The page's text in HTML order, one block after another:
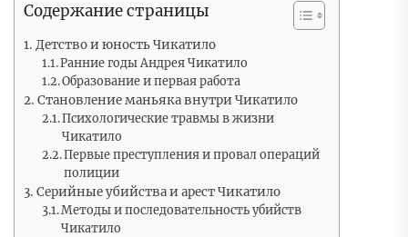
Содержание страницы
Детство и юность Чикатило
Ранние годы Андрея Чикатило
Образование и первая работа
Становление маньяка внутри Чикатило
Психологические травмы в жизни
Чикатило
Первые преступления и провал операций
полиции
Серийные убийства и арест Чикатило
Методы и последовательность убийств
Чикатило